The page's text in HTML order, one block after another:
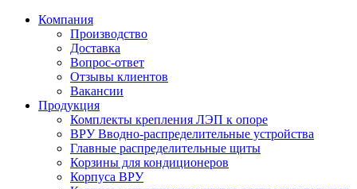
Компания
Производство
Доставка
Вопрос-ответ
Отзывы клиентов
Вакансии
Продукция
Комплекты крепления ЛЭП к опоре
ВРУ Вводно-распределительные устройства
Главные распределительные щиты
Корзины для кондиционеров
Корпуса ВРУ